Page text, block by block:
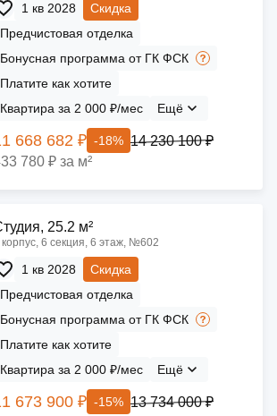
1 кв 2028
Скидка
Предчистовая отделка
Бонусная программа от ГК ФСК
Платите как хотите
Квартира за 2 000 ₽/мес
Ещё
668 682 ₽ -18% 14 230 100 ₽
780 ₽ за м²
25.2 м²
корпус, 6 секция, 6 этаж, №602
1 кв 2028
Скидка
Предчистовая отделка
Бонусная программа от ГК ФСК
Платите как хотите
Квартира за 2 000 ₽/мес
Ещё
673 900 ₽ -15% 13 734 000 ₽